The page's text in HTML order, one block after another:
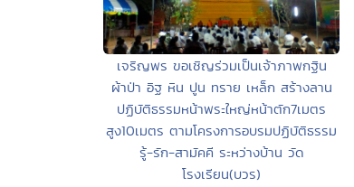
เจริญพร ขอเชิญร่วมเป็นเจ้าภาพกฐิน
ผ้าป่า อิฐ หิน ปูน ทราย เหล็ก สร้างลาน
ปฏิบัติธรรมหน้าพระใหญ่หน้าตัก7เมตร
สูง10เมตร ตามโครงการอบรมปฏิบัติธรรม
รู้-รัก-สามัคคี ระหว่างบ้าน วัด
โรงเรียน(บวร)